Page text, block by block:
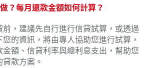
？每月還款金額如何計算？
前，建議先自行進行信貸試算，或透過
的資訊，將由專人協助您進行試算，
金額、信貸利率與總利息支出，幫助您
款方案。